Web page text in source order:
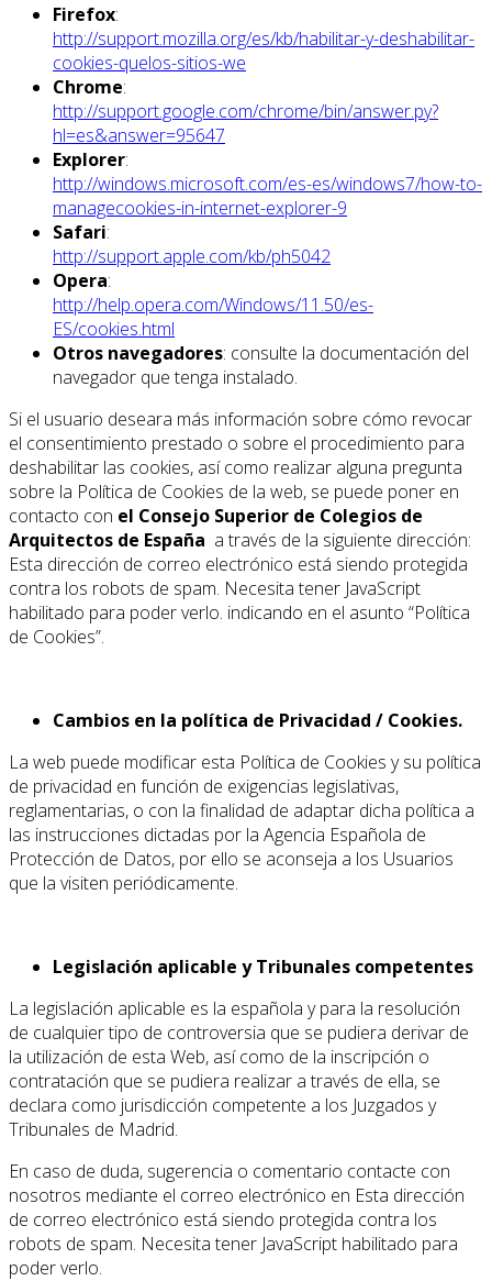
Firefox:
http://support.mozilla.org/es/kb/habilitar-y-deshabilitar-
cookies-quelos-sitios-we
Chrome:
http://support.google.com/chrome/bin/answer.py?
hl=es&answer=95647
Explorer:
http://windows.microsoft.com/es-es/windows7/how-to-
managecookies-in-internet-explorer-9
Safari:
http://support.apple.com/kb/ph5042
Opera:
http://help.opera.com/Windows/11.50/es-
ES/cookies.html
Otros navegadores: consulte la documentación del
navegador que tenga instalado.
Si el usuario deseara más información sobre cómo revocar
el consentimiento prestado o sobre el procedimiento para
deshabilitar las cookies, así como realizar alguna pregunta
sobre la Política de Cookies de la web, se puede poner en
contacto con el Consejo Superior de Colegios de
Arquitectos de España a través de la siguiente dirección:
Esta dirección de correo electrónico está siendo protegida
contra los robots de spam. Necesita tener JavaScript
habilitado para poder verlo. indicando en el asunto “Política
de Cookies”.
Cambios en la política de Privacidad / Cookies.
La web puede modificar esta Política de Cookies y su política
de privacidad en función de exigencias legislativas,
reglamentarias, o con la finalidad de adaptar dicha política a
las instrucciones dictadas por la Agencia Española de
Protección de Datos, por ello se aconseja a los Usuarios
que la visiten periódicamente.
Legislación aplicable y Tribunales competentes
La legislación aplicable es la española y para la resolución
de cualquier tipo de controversia que se pudiera derivar de
la utilización de esta Web, así como de la inscripción o
contratación que se pudiera realizar a través de ella, se
declara como jurisdicción competente a los Juzgados y
Tribunales de Madrid.
En caso de duda, sugerencia o comentario contacte con
nosotros mediante el correo electrónico en Esta dirección
de correo electrónico está siendo protegida contra los
robots de spam. Necesita tener JavaScript habilitado para
poder verlo.